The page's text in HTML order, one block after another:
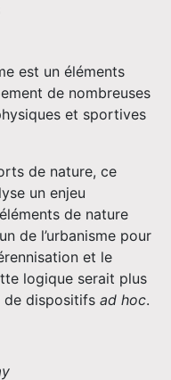
est un éléments
de nombreuses
et sportives
de nature, ce
un enjeu
de nature
de l’urbanisme pour
et le
logique serait plus
de dispositifs ad hoc.